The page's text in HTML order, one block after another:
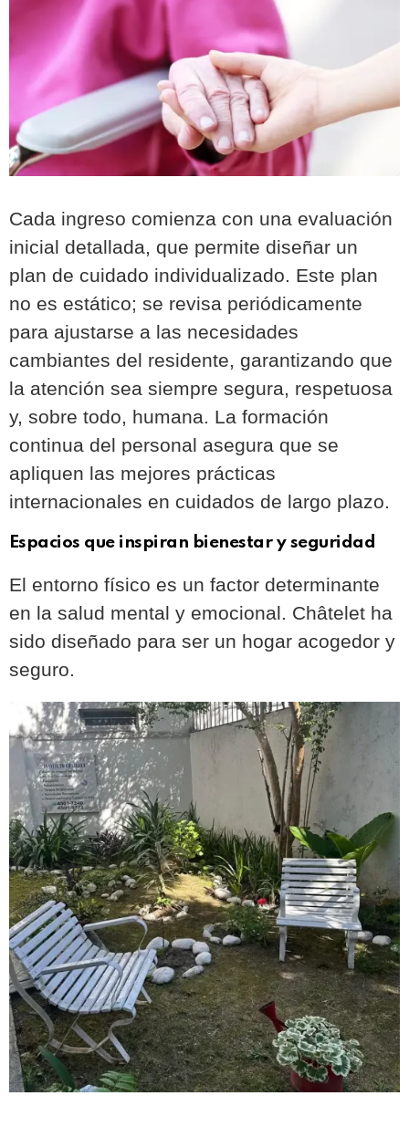
Cada ingreso comienza con una evaluación
inicial detallada, que permite diseñar un
plan de cuidado individualizado. Este plan
no es estático; se revisa periódicamente
para ajustarse a las necesidades
cambiantes del residente, garantizando que
la atención sea siempre segura, respetuosa
y, sobre todo, humana. La formación
continua del personal asegura que se
apliquen las mejores prácticas
internacionales en cuidados de largo plazo.
Espacios que inspiran bienestar y seguridad
El entorno físico es un factor determinante
en la salud mental y emocional. Châtelet ha
sido diseñado para ser un hogar acogedor y
seguro.